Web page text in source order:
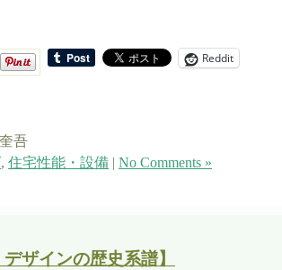
Reddit
吾
, 住宅性能・設備 | No Comments »
ザインの歴史系譜】